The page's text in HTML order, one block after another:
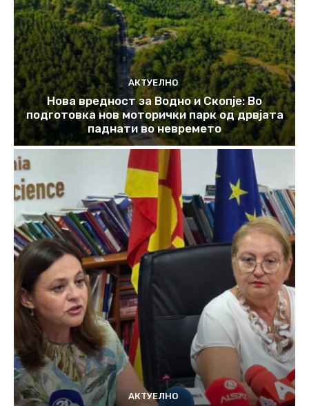
АКТУЕЛНО
Нова вредност за Водно и Скопје: Во
подготовка нов моторички парк од дрвјата
паднати во невремето
АКТУЕЛНО